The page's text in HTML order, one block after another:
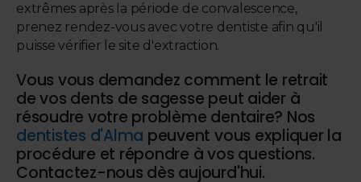
extrêmes après la période de convalescence,
prenez rendez-vous avec votre dentiste afin qu'il
puisse vérifier le site d'extraction.
Vous vous demandez comment le retrait
de vos dents de sagesse peut aider à
résoudre votre problème dentaire? Nos
dentistes d'Alma peuvent vous expliquer la
procédure et répondre à vos questions.
Contactez-nous dès aujourd'hui.